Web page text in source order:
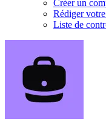
Créer un
Rédiger
Liste de